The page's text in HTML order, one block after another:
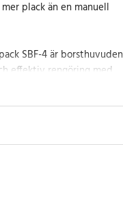
plack än en manuell
SBF-4 är borsthuvuden
effektiv rengöring med
kombinerar kraftfulla
borsthuvud som är
känsla av renhet